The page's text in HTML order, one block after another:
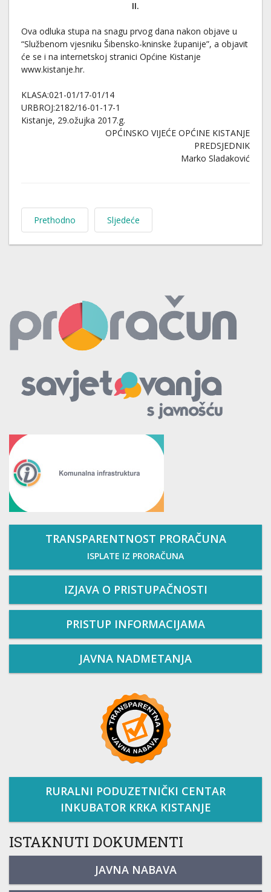
II.
Ova odluka stupa na snagu prvog dana nakon objave u
“Službenom vjesniku Šibensko-kninske županije”, a objavit
će se i na internetskoj stranici Općine Kistanje
www.kistanje.hr.
KLASA:021-01/17-01/14
URBROJ:2182/16-01-17-1
Kistanje, 29.ožujka 2017.g.
OPĆINSKO VIJEĆE OPĆINE KISTANJE
PREDSJEDNIK
Marko Sladaković
Prethodno Sljedeće
TRANSPARENTNOST PRORAČUNA
ISPLATE IZ PRORAČUNA
IZJAVA O PRISTUPAČNOSTI
PRISTUP INFORMACIJAMA
JAVNA NADMETANJA
RURALNI PODUZETNIČKI CENTAR
INKUBATOR KRKA KISTANJE
ISTAKNUTI DOKUMENTI
JAVNA NABAVA